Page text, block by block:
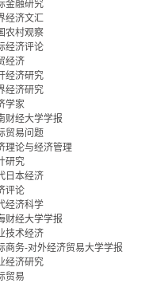
金融研究
经济文汇
农村观察
经济评论
经济
经济研究
经济研究
学家
财经大学学报
贸易问题
理论与经济管理
研究
日本经济
评论
经济科学
财经大学学报
技术经济
商务-对外经济贸易大学学报
经济研究
贸易